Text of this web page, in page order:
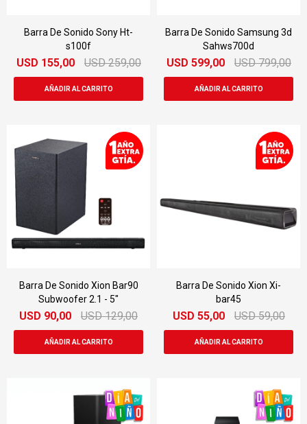
Barra De Sonido Sony Ht-
s100f
USD 155,00 USD 259,00
Barra De Sonido Samsung 3d
Sahws700d
USD 599,00 USD 799,00
Barra De Sonido Xion Bar90
Subwoofer 2.1 - 5"
USD 90,00 USD 129,00
Barra De Sonido Xion Xi-
bar45
USD 55,00 USD 59,00